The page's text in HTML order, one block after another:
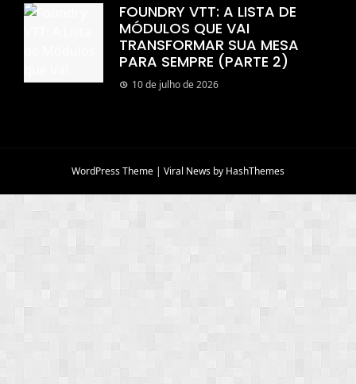
FOUNDRY VTT: A LISTA DE
MÓDULOS QUE VAI
TRANSFORMAR SUA MESA
PARA SEMPRE (PARTE 2)
10 de julho de 2026
WordPress Theme | Viral News by HashThemes